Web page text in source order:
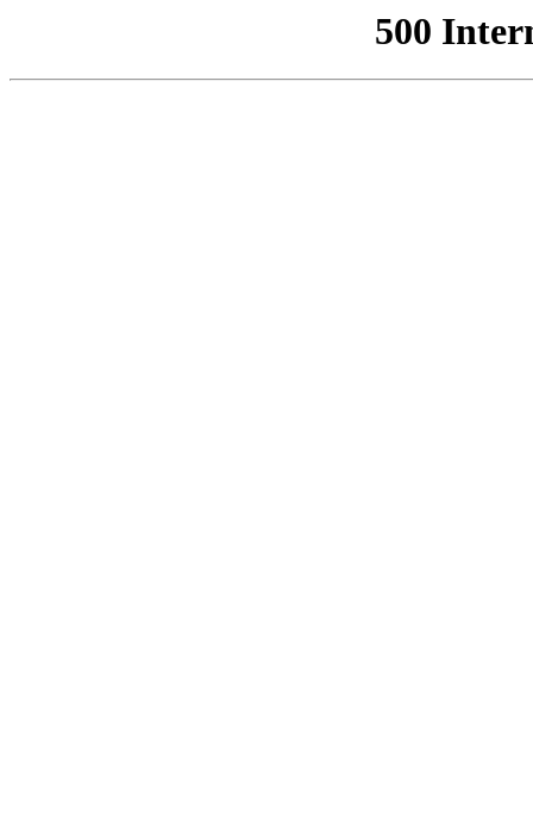
500